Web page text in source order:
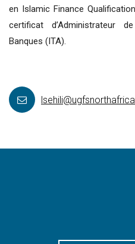
en Islamic Finance
certificat d’Administrateur
Banques (ITA).